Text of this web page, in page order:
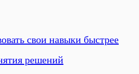
свои навыки быстрее
решений